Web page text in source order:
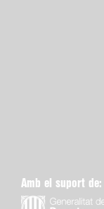
Amb el suport de: